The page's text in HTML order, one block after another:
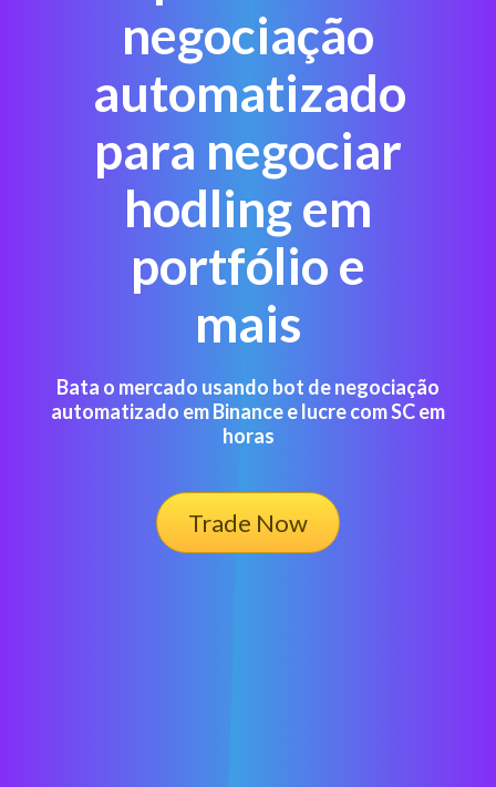
negociação
automatizado
para negociar
hodling em
portfólio e
mais
Bata o mercado usando bot de negociação
automatizado em Binance e lucre com SC em
horas
Trade Now